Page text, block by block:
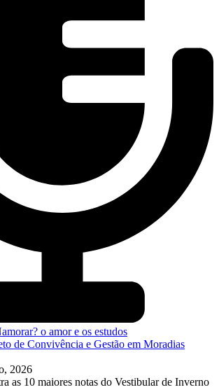
o amor e os estudos
de Convivência e Gestão em Moradias
2026